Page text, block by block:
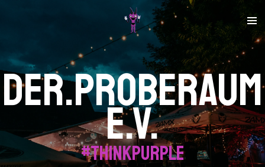
Der.Proberaum
e.v.
#thinkpurple